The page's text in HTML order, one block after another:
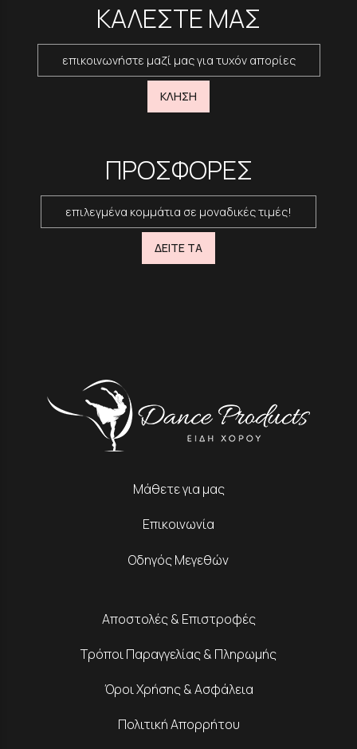
ΚΑΛΕΣΤΕ ΜΑΣ
επικοινωνήστε μαζί μας για τυχόν απορίες
ΚΛΗΣΗ
ΠΡΟΣΦΟΡΕΣ
επιλεγμένα κομμάτια σε μοναδικές τιμές!
ΔΕΙΤΕ ΤΑ
Μάθετε για μας
Επικοινωνία
Οδηγός Μεγεθών
Αποστολές & Επιστροφές
Τρόποι Παραγγελίας & Πληρωμής
Όροι Χρήσης & Ασφάλεια
Πολιτική Απορρήτου